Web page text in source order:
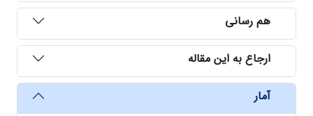
هم رسانی
ارجاع به این مقاله
آمار